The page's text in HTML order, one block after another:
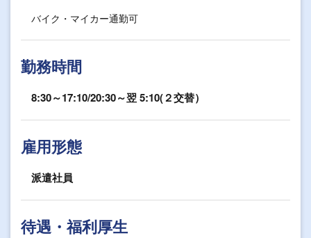
バイク・マイカー通勤可
勤務時間
8:30～17:10/20:30～翌 5:10(２交替）
雇用形態
派遣社員
待遇・福利厚生